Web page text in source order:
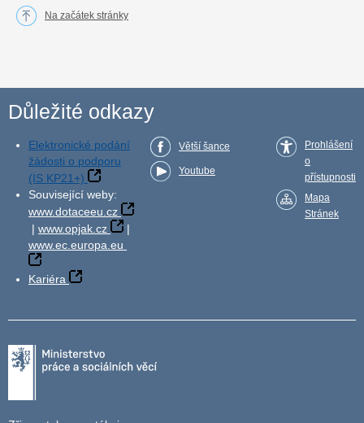
Na začátek stránky
Důležité odkazy
Elektronické podání
žádosti o podporu
(IS KP21+)
Související weby:
www.dotaceeu.cz
| www.opjak.cz
|
www.ec.europa.eu
Kariéra
Větší šance
Youtube
Prohlášení
o
přístupnosti
Mapa
Stránek